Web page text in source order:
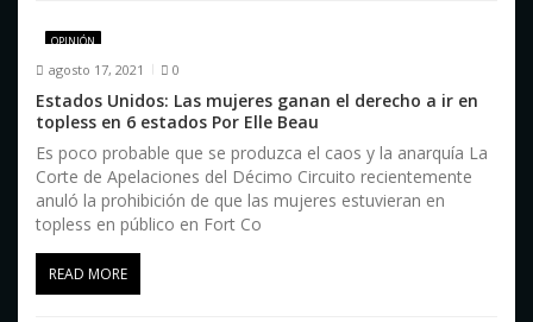
OPINIÓN
agosto 17, 2021 0
Estados Unidos: Las mujeres ganan el derecho a ir en
topless en 6 estados Por Elle Beau
Es poco probable que se produzca el caos y la anarquía La
Corte de Apelaciones del Décimo Circuito recientemente
anuló la prohibición de que las mujeres estuvieran en
topless en público en Fort Co
READ MORE